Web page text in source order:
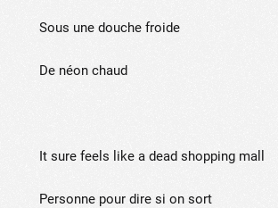
Sous une douche froide
De néon chaud
It sure feels like a dead shopping mall
Personne pour dire si on sort